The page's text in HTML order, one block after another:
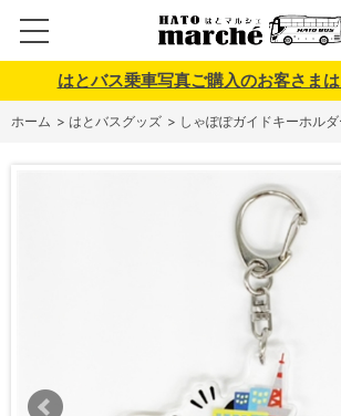
はとバス乗車写真ご購入のお客さまは
ホーム > はとバスグッズ > しゃぽぽガイドキーホルダ